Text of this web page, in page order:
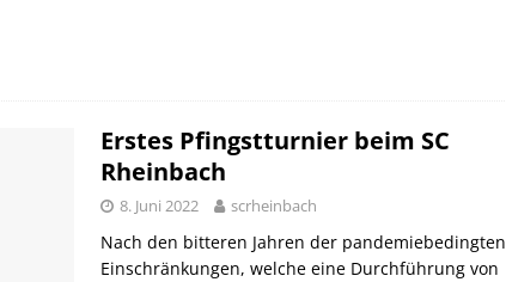
Erstes Pfingstturnier beim SC
Rheinbach
8. Juni 2022 scrheinbach
Nach den bitteren Jahren der pandemiebedingten
Einschränkungen, welche eine Durchführung von